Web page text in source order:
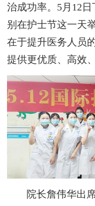
治成功率。5月12
别在护士节这一天
在于提升医务人员
提供更优质、高效
院长詹伟华出